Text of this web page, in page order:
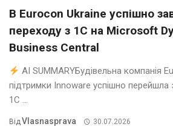
В Eurocon Ukraine успішно
переходу з 1С на Microsoft
Business Central
AI SUMMARYБудівельна компанія
підтримки Innoware успішно перейшла
1С ...
ВідVlasnasprava 30.07.2026